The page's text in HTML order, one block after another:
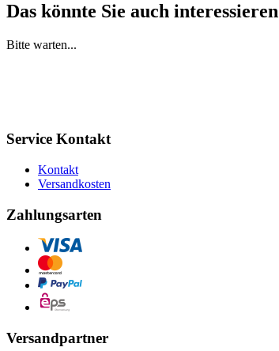
Das könnte Sie auch interessieren
Bitte warten...
Service Kontakt
Kontakt
Versandkosten
Zahlungsarten
Versandpartner